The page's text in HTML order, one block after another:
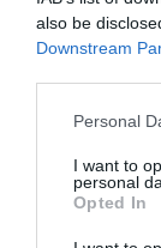
also be
Downstream
Please note
not limited to
grant or deny
use your data
consent section.
Personal
I want to
personal
Opted In
LittleBig
con tu hijo,
nuevas bicis
de estilo.